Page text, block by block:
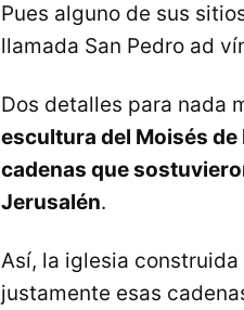
Pues alguno de sus
llamada San Pedro ad
Dos detalles para nada
escultura del Moisés de
cadenas que
Jerusalén.
Así, la iglesia
justamente esas